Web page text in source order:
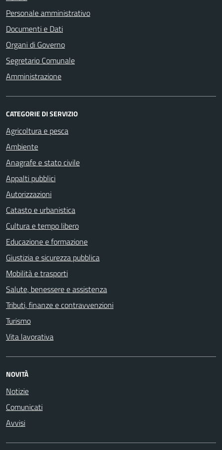
Personale amministrativo
Documenti e Dati
Organi di Governo
Segretario Comunale
Amministrazione
CATEGORIE DI SERVIZIO
Agricoltura e pesca
Ambiente
Anagrafe e stato civile
Appalti pubblici
Autorizzazioni
Catasto e urbanistica
Cultura e tempo libero
Educazione e formazione
Giustizia e sicurezza pubblica
Mobilità e trasporti
Salute, benessere e assistenza
Tributi, finanze e contravvenzioni
Turismo
Vita lavorativa
NOVITÀ
Notizie
Comunicati
Avvisi